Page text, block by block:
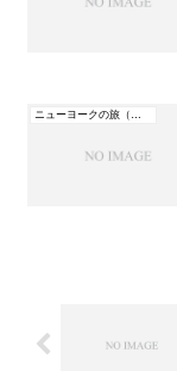
ニューヨークの旅（アメリカ）